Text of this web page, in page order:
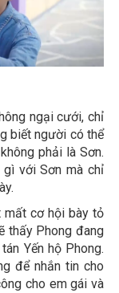
ngại cưới, chỉ
biết người có thể
phải là Sơn.
với Sơn mà chỉ
mất cơ hội bày tỏ
thấy Phong đang
Yến hộ Phong.
để nhắn tin cho
cho em gái và